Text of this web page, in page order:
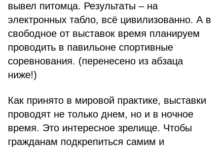
вывел питомца. Результаты – на
электронных табло, всё цивилизованно. А в
свободное от выставок время планируем
проводить в павильоне спортивные
соревнования. (перенесено из абзаца
ниже!)
Как принято в мировой практике, выставки
проводят не только днем, но и в ночное
время. Это интересное зрелище. Чтобы
гражданам подкрепиться самим и